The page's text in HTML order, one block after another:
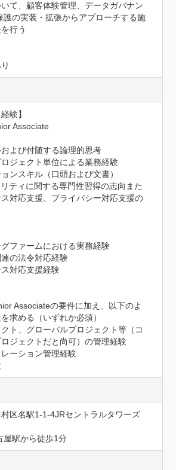
て、顧客体験管理、データガバナン
護の実装・拡張からアプローチする施
行う
験】
Associate
および付随する論理的思考
ロジェクト単位による業務経験
ンスキル（口頭および文書）
ティに関する専門性習得の志向また
対応支援、プライバシー対応支援の
グファームにおける実務経験
連の法令対応経験
ス対応支援経験
Associateの要件に加え、以下のよ
求める（いずれか必須）
クト、グローバルプロジェクト等（コ
ジェクトだと尚可）の管理経験
レーション管理経験
区名駅1-1-4JRセントラルタワーズ
屋駅から徒歩1分